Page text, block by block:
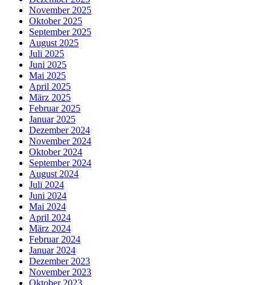
November 2025
Oktober 2025
September 2025
August 2025
Juli 2025
Juni 2025
Mai 2025
April 2025
März 2025
Februar 2025
Januar 2025
Dezember 2024
November 2024
Oktober 2024
September 2024
August 2024
Juli 2024
Juni 2024
Mai 2024
April 2024
März 2024
Februar 2024
Januar 2024
Dezember 2023
November 2023